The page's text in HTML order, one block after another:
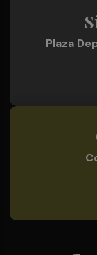
Plaza